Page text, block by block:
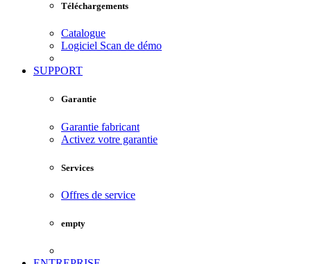
Téléchargements
Catalogue
Logiciel Scan de démo
SUPPORT
Garantie
Garantie fabricant
Activez votre garantie
Services
Offres de service
empty